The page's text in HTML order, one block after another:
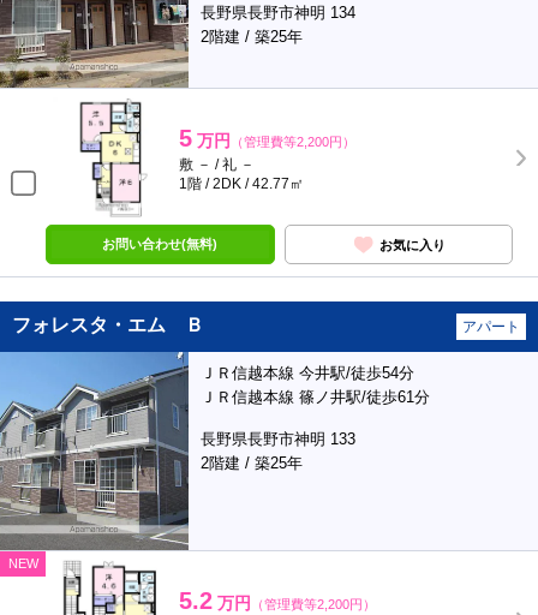
長野県長野市神明 134
2階建 / 築25年
5 万円 （管理費等2,200円）
敷 － / 礼 －
1階 / 2DK / 42.77㎡
お問い合わせ(無料) お気に入り
フォレスタ・エム Ｂ アパート
ＪＲ信越本線 今井駅/徒歩54分
ＪＲ信越本線 篠ノ井駅/徒歩61分
長野県長野市神明 133
2階建 / 築25年
NEW
5.2 万円 （管理費等2,200円）